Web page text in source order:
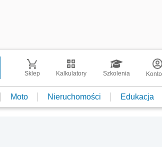
Sklep Kalkulatory Szkolenia Konto
Moto Nieruchomości Edukacja